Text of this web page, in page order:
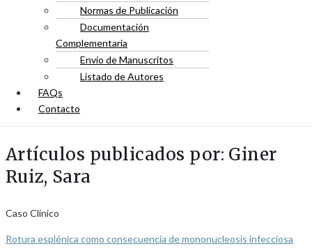
Normas de Publicación
Documentación
Complementaria
Envío de Manuscritos
Listado de Autores
FAQs
Contacto
Artículos publicados por: Giner
Ruiz, Sara
Caso Clínico
Rotura esplénica como consecuencia de mononucleosis infecciosa